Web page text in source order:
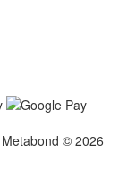
© 2026